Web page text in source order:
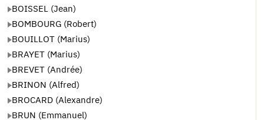
BOISSEL (Jean)
BOMBOURG (Robert)
BOUILLOT (Marius)
BRAYET (Marius)
BREVET (Andrée)
BRINON (Alfred)
BROCARD (Alexandre)
BRUN (Emmanuel)